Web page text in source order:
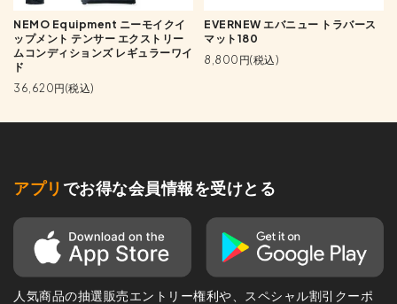
NEMO Equipment ニーモイクイ
ップメント テンサー エクストリー
ムコンディションズ レギュラーワイ
ド
36,620円(税込)
EVERNEW エバニュー トラバース
マット180
8,800円(税込)
アプリ でお得な会員情報を受けとる
人気商品の抽選販売エントリー権利や、スペシャル割引クーポ